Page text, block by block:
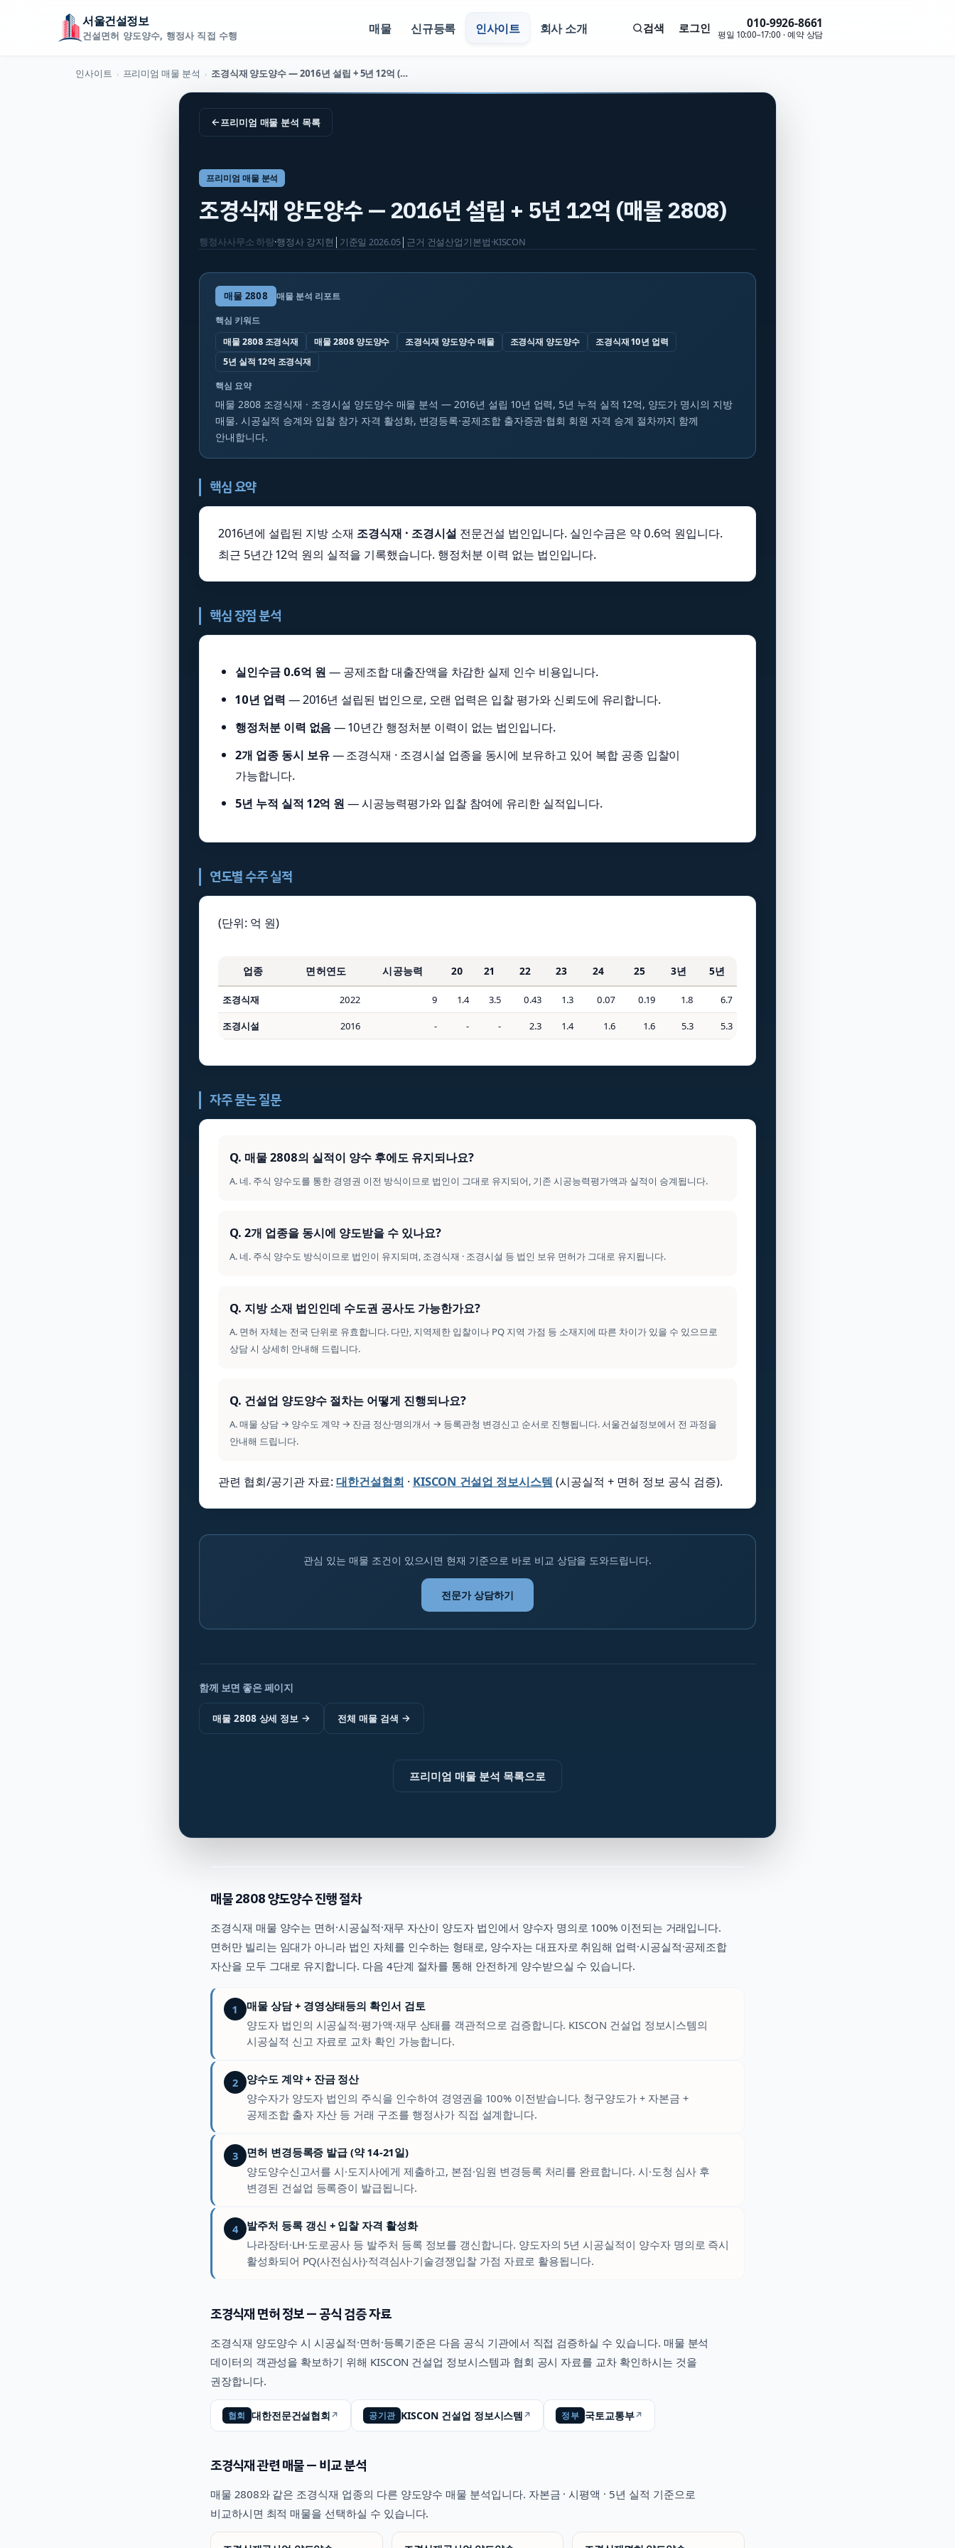
서울건설정보
건설면허 양도양수, 행정사 직접 수행
검색 로그인 010-9926-8661
평일 10:00–17:00 · 예약 상담
매물 신규등록 인사이트 회사 소개
인사이트 › 프리미엄 매물 분석 › 조경식재 양도양수 — 2016년 설립 + 5년 12억 (매물 2808)
←프리미엄 매물 분석 목록
프리미엄 매물 분석
조경식재 양도양수 — 2016년 설립 + 5년 12억 (매물 2808)
행정사사무소 하랑·행정사 강지현 기준일2026.05│ 근거 건설산업기본법·KISCON
매물 2808 매물 분석 리포트
핵심 키워드
매물 2808 조경식재
매물 2808 양도양수 조경식재 양도양수 매물 조경식재 양도양수
조경식재 10년 업력
5년 실적 12억 조경식재
핵심 요약
매물 2808 조경식재 · 조경시설 양도양수 매물 분석 — 2016년 설립 10년 업력, 5년 누적 실적 12억, 양도가 명시의 지방
매물. 시공실적 승계와 입찰 참가 자격 활성화, 변경등록·공제조합 출자증권·협회 회원 자격 승계 절차까지 함께
안내합니다.
핵심 요약
2016년에 설립된 지방 소재 조경식재 · 조경시설 전문건설 법인입니다. 실인수금은 약 0.6억 원입니다.
최근 5년간 12억 원의 실적을 기록했습니다. 행정처분 이력 없는 법인입니다.
핵심 장점 분석
실인수금 0.6억 원 — 공제조합 대출잔액을 차감한 실제 인수 비용입니다.
10년 업력 — 2016년 설립된 법인으로, 오랜 업력은 입찰 평가와 신뢰도에 유리합니다.
행정처분 이력 없음— 10년간 행정처분 이력이 없는 법인입니다.
2개 업종 동시 보유— 조경식재 · 조경시설 업종을 동시에 보유하고 있어 복합 공종 입찰이
가능합니다.
5년 누적 실적 12억 원 — 시공능력평가와 입찰 참여에 유리한 실적입니다.
연도별 수주 실적
(단위: 억 원)
업종 면허연도 시공능력 20 21 22 23 24 25 3년 5년
조경식재 2022 9 1.4 3.5 0.43 1.3 0.07 0.19 1.8 6.7
조경시설 2016 - - - 2.3 1.4 1.6 1.6 5.3 5.3
자주 묻는 질문
Q. 매물 2808의 실적이 양수 후에도 유지되나요?
A. 네. 주식 양수도를 통한 경영권 이전 방식이므로 법인이 그대로 유지되어, 기존 시공능력평가액과 실적이 승계됩니다.
Q. 2개 업종을 동시에 양도받을 수 있나요?
A. 네. 주식 양수도 방식이므로 법인이 유지되며, 조경식재 · 조경시설 등 법인 보유 면허가 그대로 유지됩니다.
Q. 지방 소재 법인인데 수도권 공사도 가능한가요?
A. 면허 자체는 전국 단위로 유효합니다. 다만, 지역제한 입찰이나 PQ 지역 가점 등 소재지에 따른 차이가 있을 수 있으므로
상담 시 상세히 안내해 드립니다.
Q. 건설업 양도양수 절차는 어떻게 진행되나요?
A. 매물 상담 → 양수도 계약 → 잔금 정산·명의개서 → 등록관청 변경신고 순서로 진행됩니다. 서울건설정보에서 전 과정을
안내해 드립니다.
관련 협회/공기관 자료:대한건설협회 · KISCON 건설업 정보시스템 (시공실적 + 면허 정보 공식 검증).
관심 있는 매물 조건이 있으시면 현재 기준으로 바로 비교 상담을 도와드립니다.
전문가 상담하기
함께 보면 좋은 페이지
매물 2808 상세 정보 → 전체 매물 검색 →
프리미엄 매물 분석 목록으로
매물2808양도양수 진행 절차
조경식재 매물 양수는 면허·시공실적·재무 자산이 양도자 법인에서 양수자 명의로 100% 이전되는 거래입니다.
면허만 빌리는 임대가 아니라 법인 자체를 인수하는 형태로, 양수자는 대표자로 취임해 업력·시공실적·공제조합
자산을 모두 그대로 유지합니다. 다음 4단계 절차를 통해 안전하게 양수받으실 수 있습니다.
1
매물 상담 + 경영상태등의 확인서 검토
양도자 법인의 시공실적·평가액·재무 상태를 객관적으로 검증합니다. KISCON 건설업 정보시스템의
시공실적 신고 자료로 교차 확인 가능합니다.
2
양수도 계약 + 잔금 정산
양수자가 양도자 법인의 주식을 인수하여 경영권을 100% 이전받습니다. 청구양도가 + 자본금 +
공제조합 출자 자산 등 거래 구조를 행정사가 직접 설계합니다.
3
면허 변경등록증 발급 (약 14-21일)
양도양수신고서를 시·도지사에게 제출하고, 본점·임원 변경등록 처리를 완료합니다. 시·도청 심사 후
변경된 건설업 등록증이 발급됩니다.
4
발주처 등록 갱신 + 입찰 자격 활성화
나라장터·LH·도로공사 등 발주처 등록 정보를 갱신합니다. 양도자의 5년 시공실적이 양수자 명의로 즉시
활성화되어 PQ(사전심사)·적격심사·기술경쟁입찰 가점 자료로 활용됩니다.
조경식재면허 정보 — 공식 검증 자료
조경식재 양도양수 시 시공실적·면허·등록기준은 다음 공식 기관에서 직접 검증하실 수 있습니다. 매물 분석
데이터의 객관성을 확보하기 위해 KISCON 건설업 정보시스템과 협회 공시 자료를 교차 확인하시는 것을
권장합니다.
협회 대한전문건설협회↗ 공기관 KISCON 건설업 정보시스템↗ 정부 국토교통부↗
조경식재관련 매물 — 비교 분석
매물 2808와 같은 조경식재 업종의 다른 양도양수 매물 분석입니다. 자본금 · 시평액 · 5년 실적 기준으로
비교하시면 최적 매물을 선택하실 수 있습니다.